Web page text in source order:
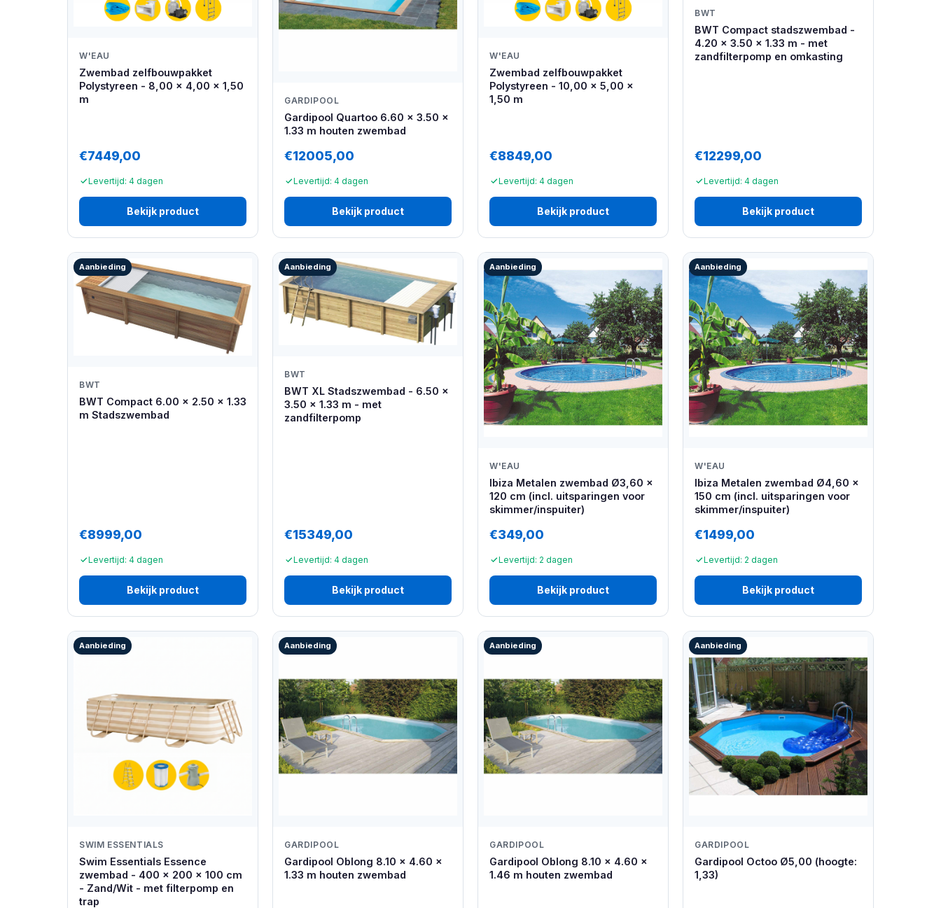
W'EAU
Zwembad zelfbouwpakket
Polystyreen - 8,00 x 4,00 x 1,50
m
€7449,00
Levertijd: 4 dagen
Bekijk product
GARDIPOOL
Gardipool Quartoo 6.60 x 3.50 x
1.33 m houten zwembad
€12005,00
Levertijd: 4 dagen
Bekijk product
W'EAU
Zwembad zelfbouwpakket
Polystyreen - 10,00 x 5,00 x
1,50 m
€8849,00
Levertijd: 4 dagen
Bekijk product
BWT
BWT Compact stadszwembad -
4.20 x 3.50 x 1.33 m - met
zandfilterpomp en omkasting
€12299,00
Levertijd: 4 dagen
Bekijk product
Aanbieding
BWT
BWT Compact 6.00 x 2.50 x 1.33
m Stadszwembad
€8999,00
Levertijd: 4 dagen
Bekijk product
Aanbieding
BWT
BWT XL Stadszwembad - 6.50 x
3.50 x 1.33 m - met
zandfilterpomp
€15349,00
Levertijd: 4 dagen
Bekijk product
Aanbieding
W'EAU
Ibiza Metalen zwembad Ø3,60 x
120 cm (incl. uitsparingen voor
skimmer/inspuiter)
€349,00
Levertijd: 2 dagen
Bekijk product
Aanbieding
W'EAU
Ibiza Metalen zwembad Ø4,60 x
150 cm (incl. uitsparingen voor
skimmer/inspuiter)
€1499,00
Levertijd: 2 dagen
Bekijk product
Aanbieding
SWIM ESSENTIALS
Swim Essentials Essence
zwembad - 400 x 200 x 100 cm
- Zand/Wit - met filterpomp en
trap
Aanbieding
GARDIPOOL
Gardipool Oblong 8.10 x 4.60 x
1.33 m houten zwembad
Aanbieding
GARDIPOOL
Gardipool Oblong 8.10 x 4.60 x
1.46 m houten zwembad
Aanbieding
GARDIPOOL
Gardipool Octoo Ø5,00 (hoogte:
1,33)